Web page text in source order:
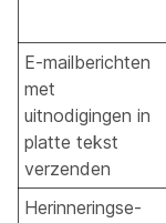
E-mailberichten
met
uitnodigingen in
platte tekst
verzenden
Herinneringse-